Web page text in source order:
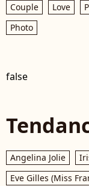
Couple Love
Photo
false
Angelina Jolie
Eve Gilles (Miss